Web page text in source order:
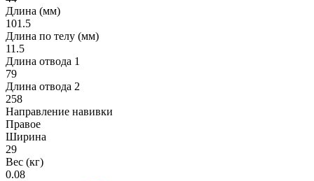
Длина (мм)
101.5
Длина по телу (мм)
11.5
Длина отвода 1
79
Длина отвода 2
258
Направление навивки
Правое
Ширина
29
Вес (кг)
0.08